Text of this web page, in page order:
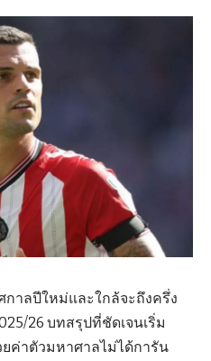
กาลปีใหม่และใกล้จะถึงครึ่ง
26 บทสรุปที่ชัดเจนเริ่ม
ค่าตัวมหาศาลไม่ได้การัน